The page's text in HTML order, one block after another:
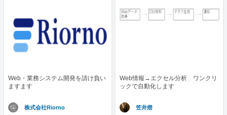
Web・業務システム開発を請け負い
ますます
株式会社Riorno
Web情報→エクセル分析 ワンクリ
ックで自動化します
笠井燈